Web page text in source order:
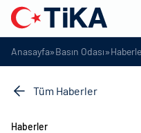
Anasayfa»Basın Odası»
Tüm Haberler
Haberler